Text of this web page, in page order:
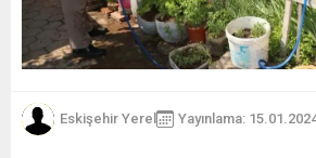
Eskişehir Yerel Yayınlama: